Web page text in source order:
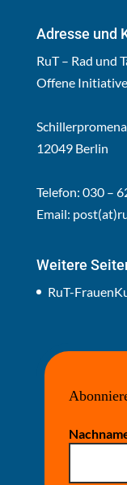
Adresse und
RuT – Rad und
Offene Initiative
12049 Berlin
Telefon: 030 –
Email:
Weitere
RuT-